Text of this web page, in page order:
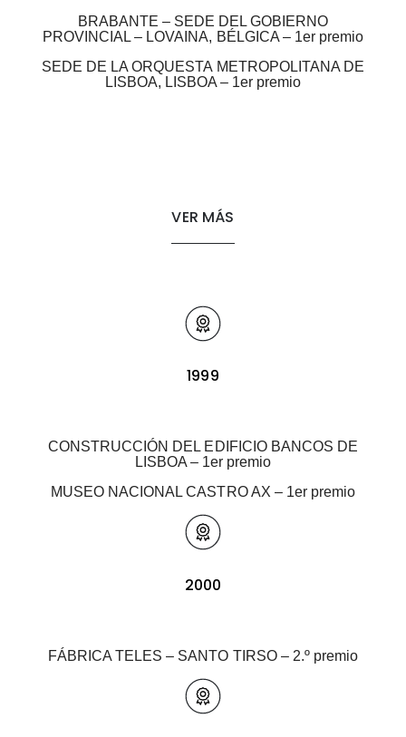
BRABANTE – SEDE DEL GOBIERNO
PROVINCIAL – LOVAINA, BÉLGICA – 1er premio
SEDE DE LA ORQUESTA METROPOLITANA DE
LISBOA, LISBOA – 1er premio
VER MÁS
1999
CONSTRUCCIÓN DEL EDIFICIO BANCOS DE
LISBOA – 1er premio
MUSEO NACIONAL CASTRO AX – 1er premio
2000
FÁBRICA TELES – SANTO TIRSO – 2.º premio